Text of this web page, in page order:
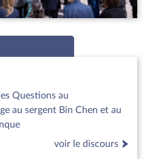
Questions au
au sergent Bin Chen et au
voir le discours